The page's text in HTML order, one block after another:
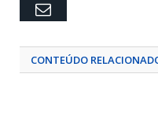
Email
CONTEÚDO